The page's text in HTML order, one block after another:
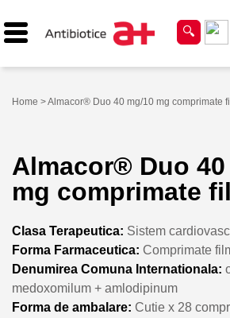
Home > Almacor® Duo 40 mg/10 mg comprimate
Almacor® Duo 40
mg comprimate
Clasa Terapeutica: Sistem
Forma Farmaceutica: Comprimate
Denumirea Comuna Internationala:
medoxomilum + amlodipinum
Forma de ambalare: Cutie x 28